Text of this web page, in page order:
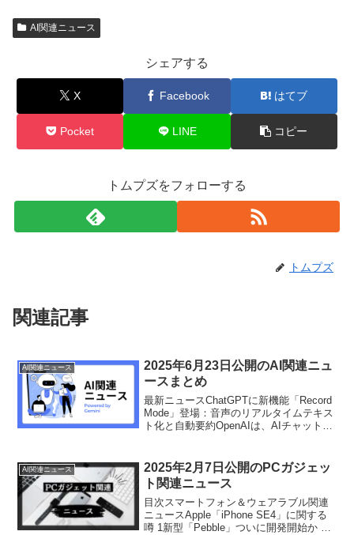
AI関連ニュース
シェアする
X Facebook はてブ
Pocket LINE コピー
トムプズをフォローする
トムプズ
関連記事
AI関連ニュース
2025年6月23日公開のAI関連ニュ
ースまとめ
最新ニュースChatGPTに新機能「Record
Mode」登場：音声のリアルタイムテキス
ト化と自動要約OpenAIは、AIチャットボ
Mode...
AI関連ニュース
2025年2月7日公開のPCガジェッ
ト関連ニュース
目次スマートフォン＆ウェアラブル関連
ニュースApple「iPhone SE4」に関する
噂 1新型「Pebble」ついに開発開始か 1